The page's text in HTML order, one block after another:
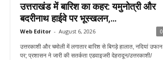
उत्तराखंड में बारिश का कहर: यमुनोत्री और
बदरीनाथ हाईवे पर भूस्खलन,...
Web Editor - August 6, 2026 0
उत्तरकाशी और चमोली में लगातार बारिश से बिगड़े हालात, नदियां उफान
पर; प्रशासन ने जारी की सतर्कता एडवाइजरी देहरादून/उत्तरकाशी/